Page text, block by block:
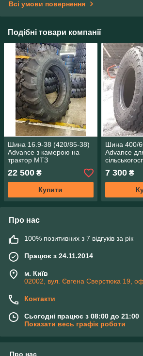
Всі умови повернення
Подібні товари компанії
Шина 16.9-38 (420/85-38)
Advance з камерою на
трактор МТЗ
22 500 ₴
Купити
Шина 400/
Advance
причепів
7 300₴
Про нас
100% позитивних з 7 відгуків за рік
Працює з 24.11.2014
м. Київ
02002, вул. Євгена Сверстюка 19,
Контакти
Сьогодні працює з 08:00 до 21:00
Показати весь графік роботи
Про нас